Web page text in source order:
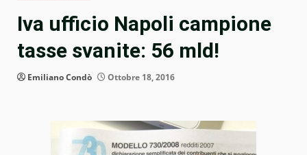
Iva ufficio Napoli campione
tasse svanite: 56 mld!
Emiliano Condò Ottobre 18, 2016